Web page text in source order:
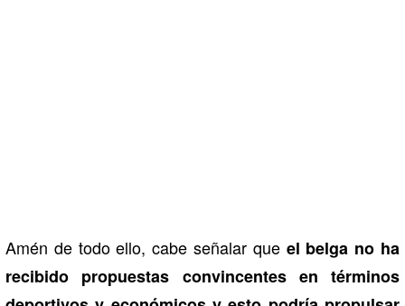
Amén de todo ello, cabe señalar que el belga no ha
recibido propuestas convincentes en términos